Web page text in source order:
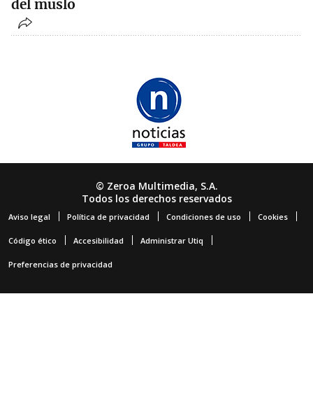
del muslo
© Zeroa Multimedia, S.A.
Todos los derechos reservados
Aviso legal Política de privacidad Condiciones de uso Cookies
Código ético Accesibilidad Administrar Utiq
Preferencias de privacidad